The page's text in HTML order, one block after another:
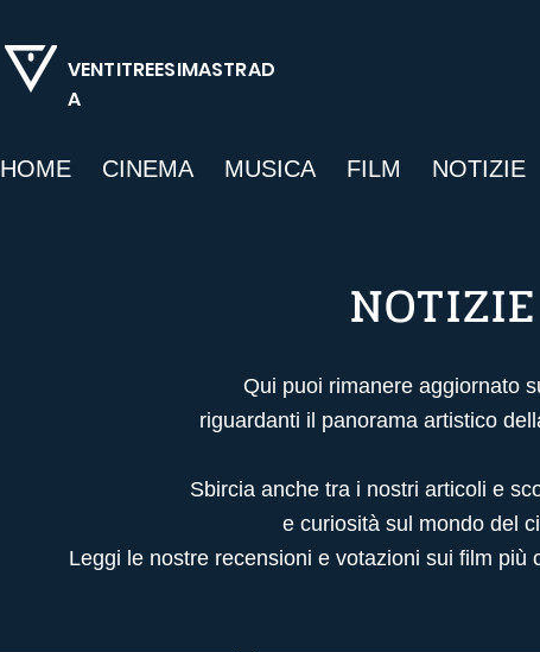
VENTITREESIMASTRAD
A
HOME CINEMA MUSICA FILM NOTIZIE
NOTIZIE
Qui puoi rimanere aggiornato
riguardanti il panorama artistico
Sbircia anche tra i nostri articoli e
e curiosità sul mondo del
Leggi le nostre recensioni e votazioni sui film più